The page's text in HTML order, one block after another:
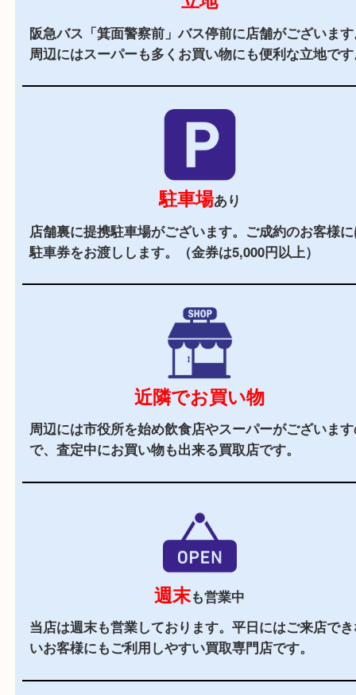
全国 2,000 店舗以上
全国展開している買取大吉！初めて買取店をご
お客様でも安心してご来店いただけます。
立地
阪急バス「箕面警察前」バス停前に店舗がござ
周辺にはスーパーも多くお買い物にも便利な立地
駐車場あり
店舗裏に提携駐車場がございます。ご成約のお客
駐車券をお渡しします。（金券は5,000円以上）